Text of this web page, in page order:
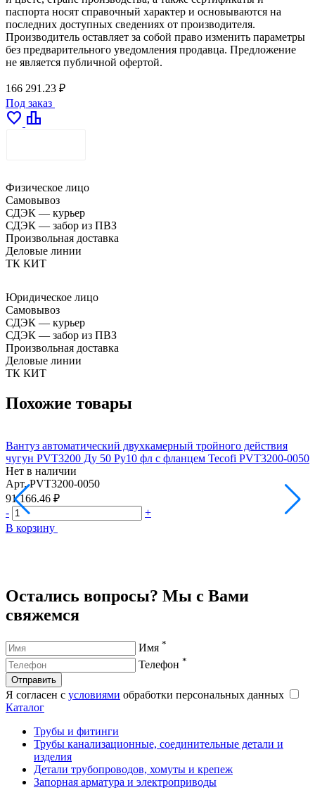
паспорта носят справочный характер и основываются на
последних доступных сведениях от производителя.
Производитель оставляет за собой право изменить параметры
без предварительного уведомления продавца. Предложение
не является публичной офертой.
166 291.23 ₽
Под заказ
favorite leaderboard
Физическое лицо
Самовывоз
СДЭК — курьер
СДЭК — забор из ПВЗ
Произвольная доставка
Деловые линии
ТК КИТ
Юридическое лицо
Самовывоз
СДЭК — курьер
СДЭК — забор из ПВЗ
Произвольная доставка
Деловые линии
ТК КИТ
Похожие товары
Вантуз автоматический двухкамерный тройного действия
чугун PVT3200 Ду 50 Ру10 фл с фланцем Tecofi PVT3200-0050
Нет в наличии
Арт. PVT3200-0050
91 166.46 ₽
-
+
В корзину
Остались вопросы? Мы с Вами
свяжемся
Имя *
Телефон *
Отправить
Я согласен с условиями обработки персональных данных
Каталог
Трубы и фитинги
Трубы канализационные, соединительные детали и
изделия
Детали трубопроводов, хомуты и крепеж
Запорная арматура и электроприводы